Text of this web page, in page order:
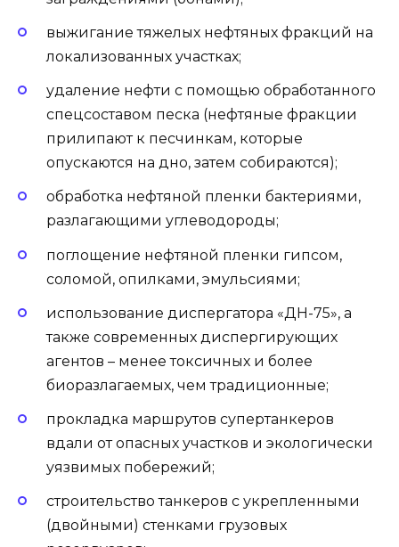
выжигание тяжелых нефтяных фракций на
локализованных участках;
удаление нефти с помощью обработанного
спецсоставом песка (нефтяные фракции
прилипают к песчинкам, которые
опускаются на дно, затем собираются);
обработка нефтяной пленки бактериями,
разлагающими углеводороды;
поглощение нефтяной пленки гипсом,
соломой, опилками, эмульсиями;
использование диспергатора «ДН-75», а
также современных диспергирующих
агентов – менее токсичных и более
биоразлагаемых, чем традиционные;
прокладка маршрутов супертанкеров
вдали от опасных участков и экологически
уязвимых побережий;
строительство танкеров с укрепленными
(двойными) стенками грузовых